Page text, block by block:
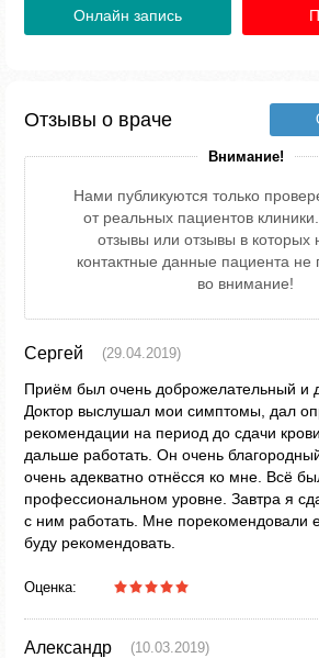
Онлайн запись
Отзывы о враче
Внимание!
Нами публикуются только
от реальных пациентов
отзывы или отзывы в которых
контактные данные пациента
во внимание!
Сергей (29.04.2019)
Приём был очень доброжелательный и
Доктор выслушал мои симптомы, дал
рекомендации на период до сдачи
дальше работать. Он очень
очень адекватно отнёсся ко мне. Всё
профессиональном уровне. Завтра я
с ним работать. Мне порекомендовали
буду рекомендовать.
Оценка:
Александр (10.03.2019)